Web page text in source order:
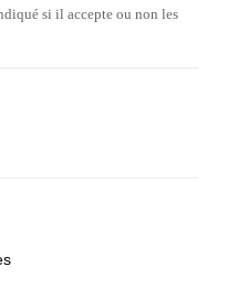
si il accepte ou non les